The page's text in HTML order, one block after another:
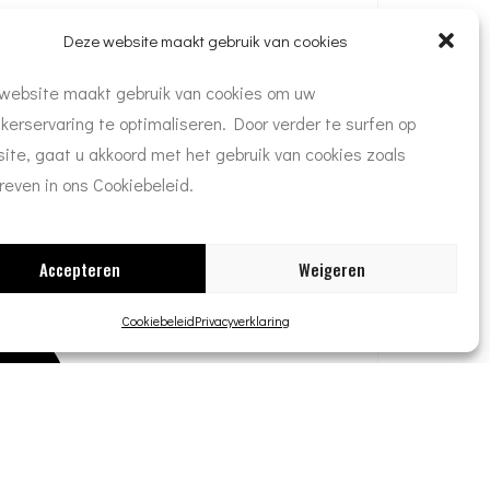
Deze website maakt gebruik van cookies
maakt gebruik van cookies om uw
te optimaliseren. Door verder te surfen op
gaat u akkoord met het gebruik van cookies zoals
in ons Cookiebeleid.
Accepteren Weigeren
CookiebeleidPrivacyverklaring
wij maatwerk van de hoogste kwaliteit en een